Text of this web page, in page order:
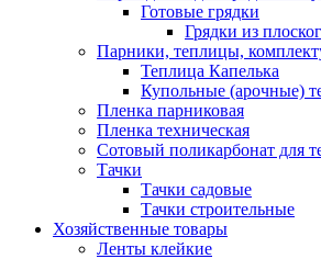
Готовые грядки
Грядки из
Парники, теплицы,
Теплица Капелька
Купольные (арочные)
Пленка парниковая
Пленка техническая
Сотовый поликарбонат для
Тачки
Тачки садовые
Тачки строительные
Хозяйственные товары
Ленты клейкие